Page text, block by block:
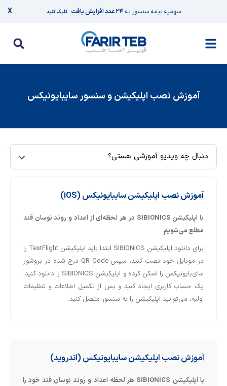
سهمیه بیمه سنسور به۲۴ عدد افزایش یافت کلیک کنید X
آموزش نصب اپلیکیشن و سنسور سایبایونیکس
دنبال چه ویدیو آموزشی هستی؟
آموزش نصب اپلیکیشن سایبایونیکس (iOS)
با اپلیکیشن SIBIONICS در هر لحظه‌ای از اعداد و روند نوسان قند
مطلع می‌شویم
برای دانلود اپلیکیشن SIBIONICS ابتدا باید اپلیکیشن TestFlight را
در موبایل‌ خود نصب کنید، سپس QR Code درج شده در بروشور
سای‌بایونیکس را اسکن کرده و اپلیکیشن SIBIONICS را دانلود کنید.
یک حساب کاربری ایجاد کنید و پس از تکمیل اطلاعات و تنظیمات
اولیه، می‌توانید اپلیکیشن را به سنسور متصل کنید.
آموزش نصب اپلیکیشن سایبایونیکس (اندروید)
با اپلیکیشن SIBIONICS هر لحظه اعداد و روند نوسان قند خود را